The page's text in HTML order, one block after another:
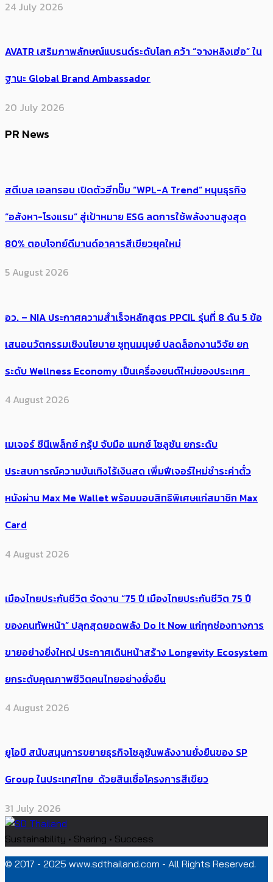
24 July 2026
AVATR เสริมภาพลักษณ์แบรนด์ระดับโลก คว้า “จางหลิงเฮ่อ” ใน
ฐานะ Global Brand Ambassador
20 July 2026
PR News
สตีเบล เอลทรอน เปิดตัวฮีทปั๊ม “WPL-A Trend” หนุนธุรกิจ
“อสังหา-โรงแรม” สู่เป้าหมาย ESG ลดการใช้พลังงานสูงสุด
80% ตอบโจทย์ดีมานด์อาคารสีเขียวยุคใหม่
5 August 2026
อว. – NIA ประกาศความสำเร็จหลักสูตร PPCIL รุ่นที่ 8 ดัน 5 ข้อ
เสนอนวัตกรรมเชิงนโยบาย ชูทุนมนุษย์ ปลดล็อกงานวิจัย ยก
ระดับ Wellness Economy เป็นเครื่องยนต์ใหม่ของประเทศ
4 August 2026
เมเจอร์ ซีนีเพล็กซ์ กรุ้ป จับมือ แมกซ์ โซลูชัน ยกระดับ
ประสบการณ์ความบันเทิงไร้เงินสด เพิ่มฟีเจอร์ใหม่ชำระค่าตั๋ว
หนังผ่าน Max Me Wallet พร้อมมอบสิทธิพิเศษแก่สมาชิก Max
Card
4 August 2026
เมืองไทยประกันชีวิต จัดงาน “75 ปี เมืองไทยประกันชีวิต 75 ปี
ของคนทัพหน้า” ปลุกสุดยอดพลัง Do It Now แก่ทุกช่องทางการ
ขายอย่างยิ่งใหญ่ ประกาศเดินหน้าสร้าง Longevity Ecosystem
ยกระดับคุณภาพชีวิตคนไทยอย่างยั่งยืน
4 August 2026
ยูโอบี สนับสนุนการขยายธุรกิจโซลูชันพลังงานยั่งยืนของ SP
Group ในประเทศไทย ด้วยสินเชื่อโครงการสีเขียว
31 July 2026
Sustainability • Sharing • Success
© 2017 - 2025 www.sdthailand.com - All Rights Reserved.